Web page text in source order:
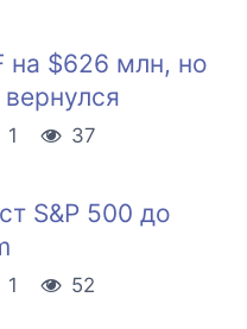
на $626 млн, но
1
37
S&P 500 до
1
52